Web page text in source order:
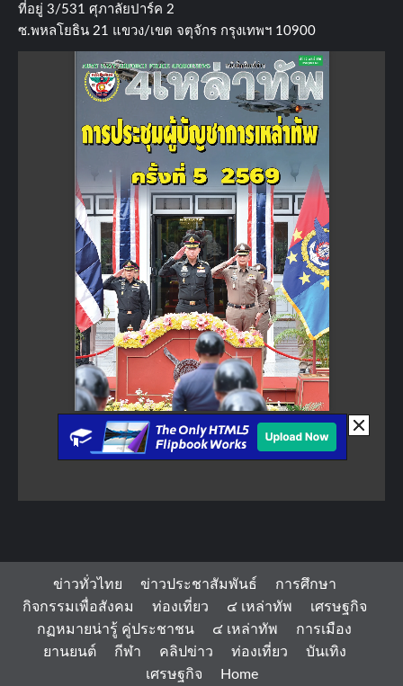
ที่อยู่​ 3/531​ ศุภาลัยปาร์ค​ 2
ซ.พหลโยธิน​ 21​ แขวง/เขต​ จตุจักร​ กรุงเทพฯ 10900
ข่าวทั่วไทย ข่าวประชาสัมพันธ์
การศึกษา
กิจกรรมเพื่อสังคม
ท่องเที่ยว ๔ เหล่าทัพ
เศรษฐกิจ
กฏหมายน่ารู้ คู่ประชาชน
๔ เหล่าทัพ
การเมือง
ยานยนต์
กีฬา คลิปข่าว ท่องเที่ยว
บันเทิง
เศรษฐกิจ
Home